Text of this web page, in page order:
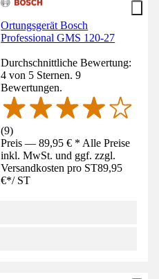
Ortungsgerät Bosch
Professional GMS 120-27
Durchschnittliche Bewertung:
4 von 5 Sternen. 9
Bewertungen.
(9)
Preis — 89,95 € * Alle Preise
inkl. MwSt. und ggf. zzgl.
Versandkosten pro ST89,95
€*/ ST